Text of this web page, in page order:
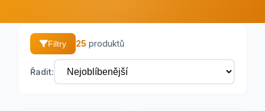
Filtry 25 produktů
Řadit: